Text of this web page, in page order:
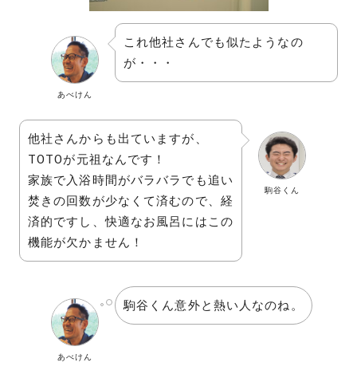
あべけん
これ他社さんでも似たようなの
が・・・
駒谷くん
他社さんからも出ていますが、
TOTOが元祖なんです！
家族で入浴時間がバラバラでも追い
焚きの回数が少なくて済むので、経
済的ですし、快適なお風呂にはこの
機能が欠かません！
あべけん
駒谷くん意外と熱い人なのね。